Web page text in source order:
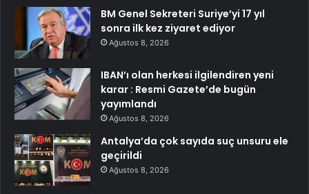
BM Genel Sekreteri Suriye’yi 17 yıl
sonra ilk kez ziyaret ediyor
Ağustos 8, 2026
IBAN’ı olan herkesi ilgilendiren yeni
karar : Resmi Gazete’de bugün
yayımlandı
Ağustos 8, 2026
Antalya’da çok sayıda suç unsuru ele
geçirildi
Ağustos 8, 2026